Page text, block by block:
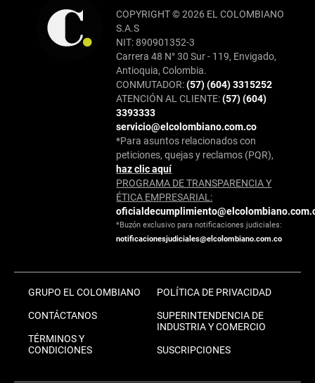
COPYRIGHT © 2026 EL COLOMBIANO
S.A.S
NIT: 890901352-3
Carrera 48 N° 30 Sur - 119, Envigado,
Antioquia, Colombia.
CONMUTADOR:(57) (604) 3315252
ATENCIÓN AL CLIENTE:(57) (604)
3393333
servicio@elcolombiano.com.co
*Para asuntos relacionados con
peticiones, quejas y reclamos (PQR),
haz clic aquí
PROGRAMA DE TRANSPARENCIA Y
ÉTICA EMPRESARIAL:
*Buzón exclusivo para notificaciones judiciales:
notificacionesjudiciales@elcolombiano.com.co
GRUPO EL COLOMBIANO
CONTÁCTANOS
TÉRMINOS Y
CONDICIONES
POLÍTICA DE PRIVACIDAD
SUPERINTENDENCIA DE
INDUSTRIA Y COMERCIO
SUSCRIPCIONES